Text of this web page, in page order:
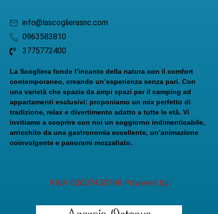
info@lascoglierasnc.com
0963583810
3775772400
La Scogliera fonde l’incanto della natura con il comfort
contemporaneo, creando un’esperienza senza pari. Con
una varietà che spazia da ampi spazi per il camping ad
appartamenti esclusivi: proponiamo un mix perfetto di
tradizione, relax e divertimento adatto a tutte le età. Vi
invitiamo a scoprire con noi un soggiorno indimenticabile,
arricchito da una gastronomia eccellente, un’animazione
coinvolgente e panorami mozzafiato.
P.IVA 03837430796 Powered by